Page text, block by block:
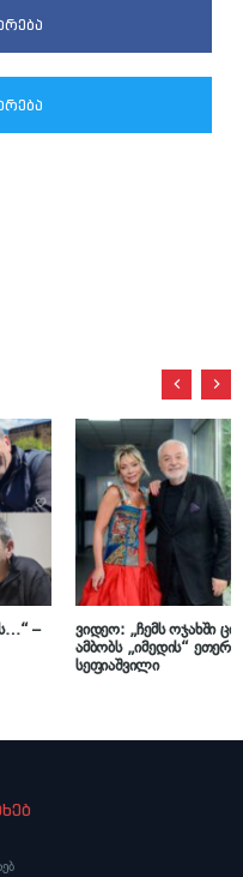
–
ვიდეო: „ჩემს ოჯახში
ამბობს „იმედის“
სეფიაშვილი